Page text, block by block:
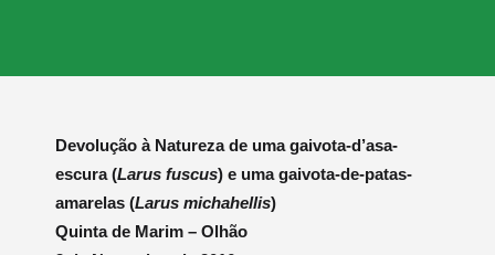
Devolução à Natureza de uma gaivota-d’asa-
escura (Larus fuscus) e uma gaivota-de-patas-
amarelas (Larus michahellis)
Quinta de Marim – Olhão